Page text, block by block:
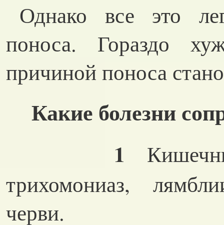
Однако все это
поноса. Гораздо
причиной поноса
Какие болезни
1
трихомониаз,
черви.